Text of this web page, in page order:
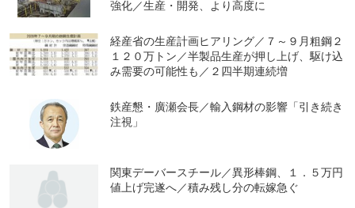
強化／生産・開発、より高度に
経産省の生産計画ヒアリング／７～９月粗鋼２
１２０万トン／半製品生産が押し上げ、駆け込
み需要の可能性も／２四半期連続増
鉄産懇・廣瀬会長／輸入鋼材の影響「引き続き
注視」
関東デーバースチール／異形棒鋼、１．５万円
値上げ完遂へ／積み残し分の転嫁急ぐ